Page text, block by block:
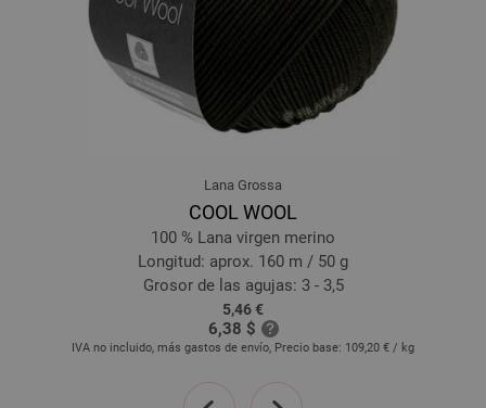
Lana Grossa
COOL WOOL
100 % Lana virgen merino
Longitud: aprox. 160 m / 50 g
Grosor de las agujas: 3 - 3,5
5,46 €
6,38 $
IVA no incluido, más gastos de envío, Precio base: 109,20 € / kg
prev next